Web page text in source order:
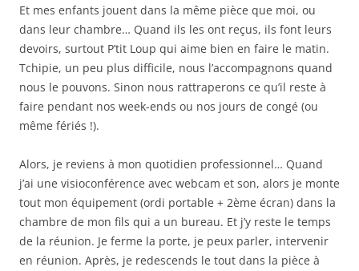
Et mes enfants jouent dans la même pièce que moi, ou
dans leur chambre… Quand ils les ont reçus, ils font leurs
devoirs, surtout P’tit Loup qui aime bien en faire le matin.
Tchipie, un peu plus difficile, nous l’accompagnons quand
nous le pouvons. Sinon nous rattraperons ce qu’il reste à
faire pendant nos week-ends ou nos jours de congé (ou
même fériés !).
Alors, je reviens à mon quotidien professionnel… Quand
j’ai une visioconférence avec webcam et son, alors je monte
tout mon équipement (ordi portable + 2ème écran) dans la
chambre de mon fils qui a un bureau. Et j’y reste le temps
de la réunion. Je ferme la porte, je peux parler, intervenir
en réunion. Après, je redescends le tout dans la pièce à